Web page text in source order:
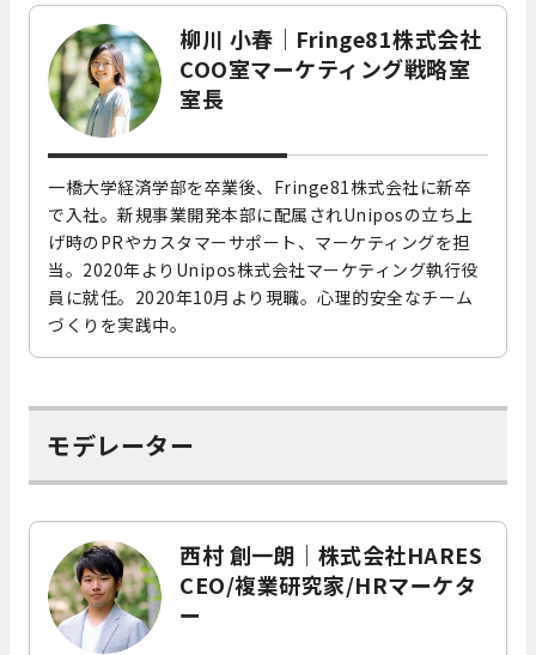
柳川 小春｜Fringe81株式会社
COO室マーケティング戦略室
室長
一橋大学経済学部を卒業後、Fringe81株式会社に新卒
で入社。新規事業開発本部に配属されUniposの立ち上
げ時のPRやカスタマーサポート、マーケティングを担
当。2020年よりUnipos株式会社マーケティング執行役
員に就任。2020年10月より現職。心理的安全なチーム
づくりを実践中。
モデレーター
西村 創一朗｜株式会社HARES
CEO/複業研究家/HRマーケタ
ー